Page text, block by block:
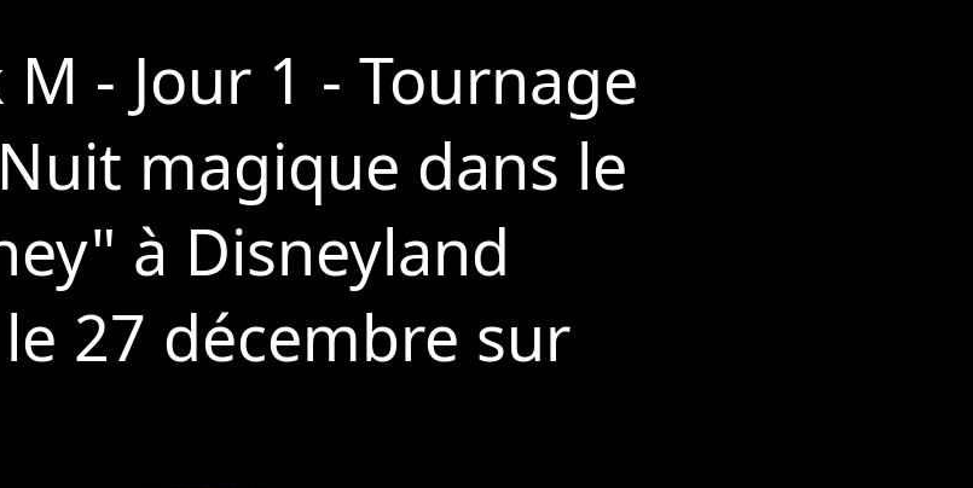
- Jour 1 - Tournage
magique dans le
à Disneyland
27 décembre sur